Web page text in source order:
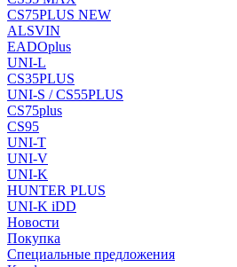
CS75PLUS NEW
ALSVIN
EADOplus
UNI-L
CS35PLUS
UNI-S / CS55PLUS
CS75plus
CS95
UNI-T
UNI-V
UNI-K
HUNTER PLUS
UNI-K iDD
Новости
Покупка
Специальные предложения